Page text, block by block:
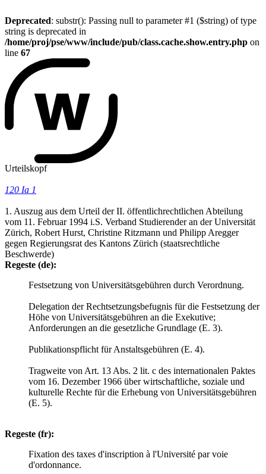
Deprecated: substr(): Passing null to parameter #1 ($string) of type
string is deprecated in
/home/proj/pse/www/include/pub/class.cache.show.entry.php on
line 67
Urteilskopf
120 Ia 1
1. Auszug aus dem Urteil der II. öffentlichrechtlichen Abteilung
vom 11. Februar 1994 i.S. Verband Studierender an der Universität
Zürich, Robert Hurst, Christine Ritzmann und Philipp Aregger
gegen Regierungsrat des Kantons Zürich (staatsrechtliche
Beschwerde)
Regeste (de):
Festsetzung von Universitätsgebühren durch Verordnung.
Delegation der Rechtsetzungsbefugnis für die Festsetzung der
Höhe von Universitätsgebühren an die Exekutive;
Anforderungen an die gesetzliche Grundlage (E. 3).
Publikationspflicht für Anstaltsgebühren (E. 4).
Tragweite von Art. 13 Abs. 2 lit. c des internationalen Paktes
vom 16. Dezember 1966 über wirtschaftliche, soziale und
kulturelle Rechte für die Erhebung von Universitätsgebühren
(E. 5).
Regeste (fr):
Fixation des taxes d'inscription à l'Université par voie
d'ordonnance.